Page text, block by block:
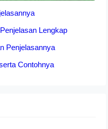
Lengkap
Penjelasannya
Contohnya